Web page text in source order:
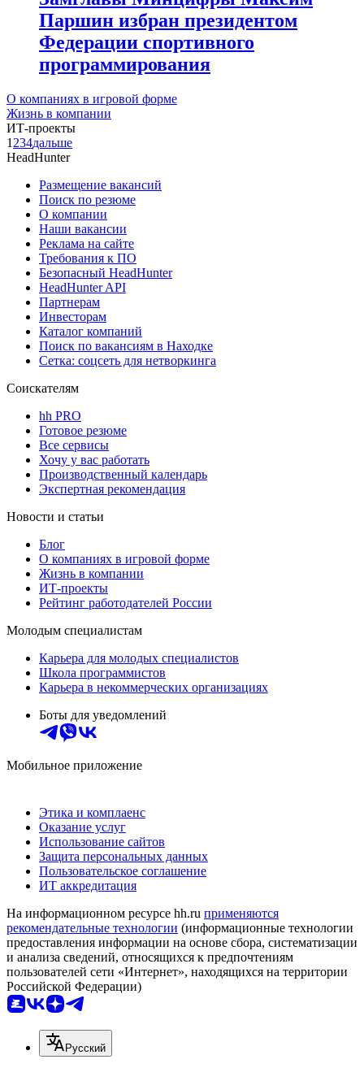
Паршин избран президентом
Федерации спортивного
программирования
О компаниях в игровой форме
Жизнь в компании
ИТ-проекты
1 234дальше
HeadHunter
Размещение вакансий
Поиск по резюме
О компании
Наши вакансии
Реклама на сайте
Требования к ПО
Безопасный HeadHunter
HeadHunter API
Партнерам
Инвесторам
Каталог компаний
Поиск по вакансиям в Находке
Сетка: соцсеть для нетворкинга
Соискателям
hh PRO
Готовое резюме
Все сервисы
Хочу у вас работать
Производственный календарь
Экспертная рекомендация
Новости и статьи
Блог
О компаниях в игровой форме
Жизнь в компании
ИТ-проекты
Рейтинг работодателей России
Молодым специалистам
Карьера для молодых специалистов
Школа программистов
Карьера в некоммерческих организациях
Боты для уведомлений
Мобильное приложение
Этика и комплаенс
Оказание услуг
Использование сайтов
Защита персональных данных
Пользовательское соглашение
ИТ аккредитация
На информационном ресурсе hh.ru применяются
рекомендательные технологии (информационные технологии
предоставления информации на основе сбора, систематизации
и анализа сведений, относящихся к предпочтениям
пользователей сети «Интернет», находящихся на территории
Российской Федерации)
Русский